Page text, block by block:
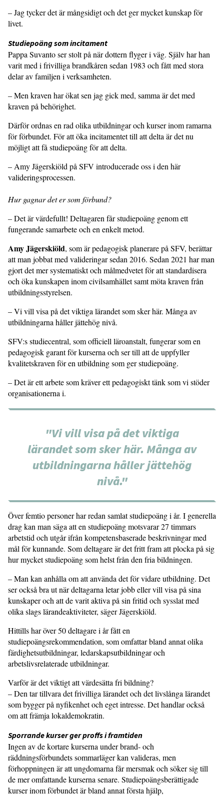
– Jag tycker det är mångsidigt och det ger mycket kunskap för
livet.
Studiepoäng som incitament
Pappa Suvanto ser stolt på när dottern flyger i väg. Själv har han
varit med i frivilliga brandkåren sedan 1983 och fått med stora
delar av familjen i verksamheten.
– Men kraven har ökat sen jag gick med, samma är det med
kraven på behörighet.
Därför ordnas en rad olika utbildningar och kurser inom ramarna
för förbundet. För att öka incitamentet till att delta är det nu
möjligt att få studiepoäng för att delta.
– Amy Jägerskiöld på SFV introducerade oss i den här
valideringsprocessen.
Hur gagnar det er som förbund?
– Det är värdefullt! Deltagaren får studiepoäng genom ett
fungerande samarbete och en enkelt metod.
Amy Jägerskiöld, som är pedagogisk planerare på SFV, berättar
att man jobbat med valideringar sedan 2016. Sedan 2021 har man
gjort det mer systematiskt och målmedvetet för att standardisera
och öka kunskapen inom civilsamhället samt möta kraven från
utbildningsstyrelsen.
– Vi vill visa på det viktiga lärandet som sker här. Många av
utbildningarna håller jättehög nivå.
SFV:s studiecentral, som officiell läroanstalt, fungerar som en
pedagogisk garant för kurserna och ser till att de uppfyller
kvalitetskraven för en utbildning som ger studiepoäng.
– Det är ett arbete som kräver ett pedagogiskt tänk som vi stöder
organisationerna i.
"Vi vill visa på det viktiga
lärandet som sker här. Många av
utbildningarna håller jättehög
nivå."
Över femtio personer har redan samlat studiepoäng i år. I generella
drag kan man säga att en studiepoäng motsvarar 27 timmars
arbetstid och utgår ifrån kompetensbaserade beskrivningar med
mål för kunnande. Som deltagare är det fritt fram att plocka på sig
hur mycket studiepoäng som helst från den fria bildningen.
– Man kan anhålla om att använda det för vidare utbildning. Det
ser också bra ut när deltagarna letar jobb eller vill visa på sina
kunskaper och att de varit aktiva på sin fritid och sysslat med
olika slags lärandeaktiviteter, säger Jägerskiöld.
Hittills har över 50 deltagare i år fått en
studiepoängsrekommendation, som omfattar bland annat olika
färdighetsutbildningar, ledarskapsutbildningar och
arbetslivsrelaterade utbildningar.
Varför är det viktigt att värdesätta fri bildning?
– Den tar tillvara det frivilliga lärandet och det livslånga lärandet
som bygger på nyfikenhet och eget intresse. Det handlar också
om att främja lokaldemokratin.
Sporrande kurser ger proffs i framtiden
Ingen av de kortare kurserna under brand- och
räddningsförbundets sommarläger kan valideras, men
förhoppningen är att ungdomarna får mersmak och söker sig till
de mer omfattande kurserna senare. Studiepoängsberättigade
kurser inom förbundet är bland annat första hjälp,